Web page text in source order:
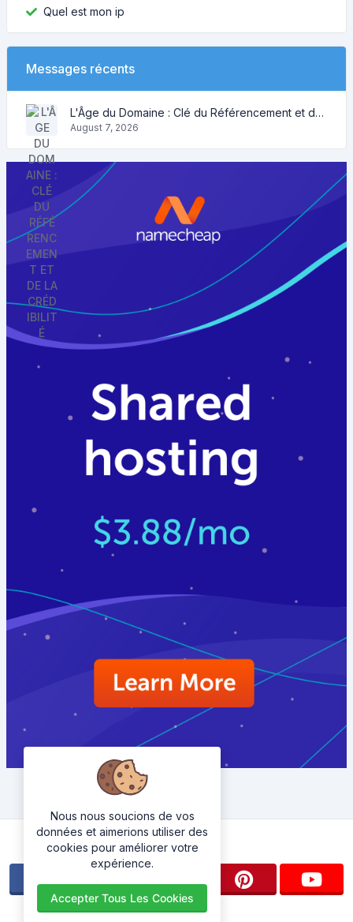
Quel est mon ip
Messages récents
L'Âge du Domaine : Clé du Référencement et de la Crédibilité
August 7, 2026
Suivez-nous
Nous nous soucions de vos
données et aimerions utiliser des
cookies pour améliorer votre
expérience.
Accepter Tous Les Cookies